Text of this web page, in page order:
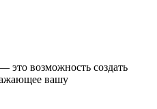
это возможность создать
вашу